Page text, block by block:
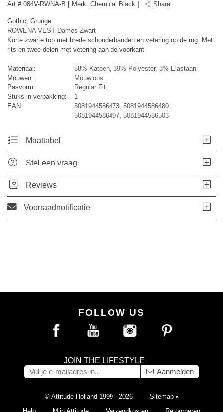
Art.# 084V-RWNA-B Merk: Chemical Black Share
Gothic, Grunge
ROWENA VEST Dames Zwart
Korte zwarte top met brede schouderbanden en vetering op de rug. Met
rits en twee delen met vetering aan de voorkant
Materiaal:
58% Katoen, 39% Polyester, 3% Elastaan
Mouwen:
Mouwloos
Pasvorm:
Regular Fit
Stuks in verpakking:
1
EAN:
5081944586473, 5081944586480,
5081944586497, 5081944586503
Maattabel
Stel een vraag
Reviews
Voorraadnotificatie
FOLLOW US
JOIN THE LIFESTYLE
Aanmelden
© Attitude Holland 1999 - 2026 Sitemap •